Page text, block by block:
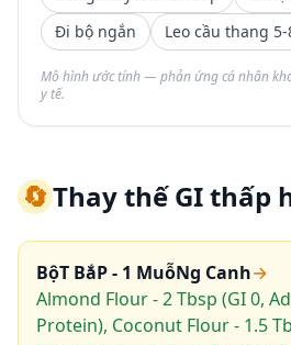
Đi bộ ngắn
Leo cầu thang
Mô hình ước tính — phản ứng cá nhân
y tế.
🔄Thay thế GI thấp
BộT BắP - 1 MuỗNg Canh→
Almond Flour - 2 Tbsp (GI 0,
Protein), Coconut Flour - 1.5